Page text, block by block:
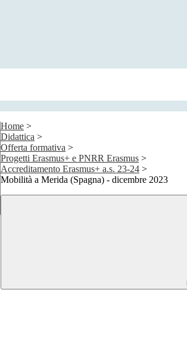
Home >
Didattica >
Offerta formativa >
Progetti Erasmus+ e PNRR Erasmus >
Accreditamento Erasmus+ a.s. 23-24 >
Mobilità a Merida (Spagna) - dicembre 2023